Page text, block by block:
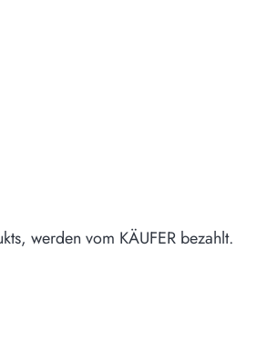
werden vom KÄUFER bezahlt.